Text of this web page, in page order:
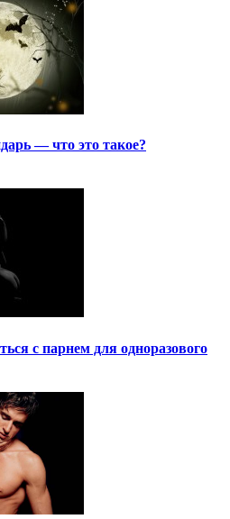
— что это такое?
с парнем для одноразового